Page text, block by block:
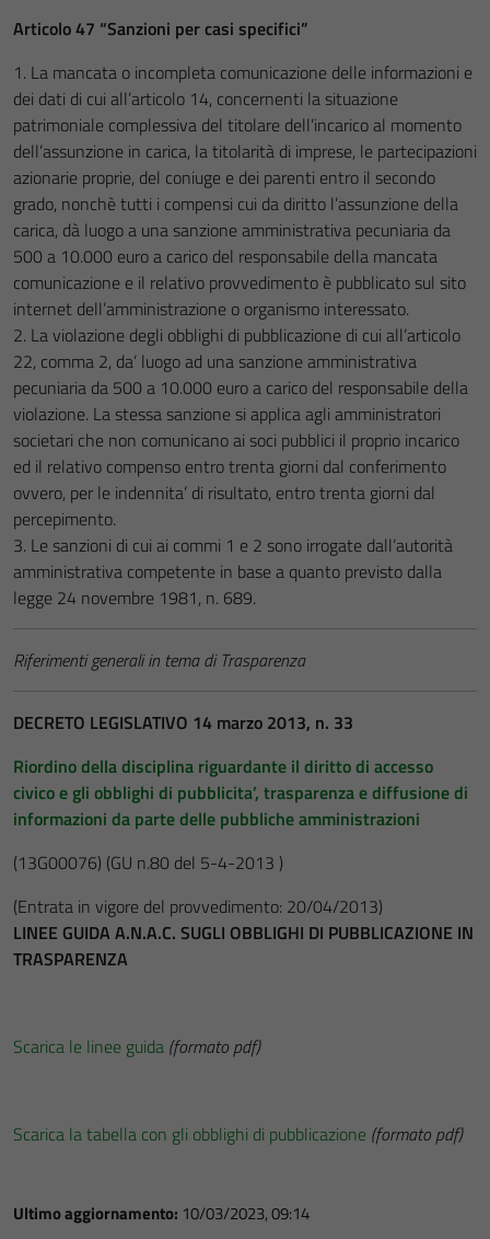
Articolo 47 “Sanzioni per casi specifici”
1. La mancata o incompleta comunicazione delle informazioni e
dei dati di cui all’articolo 14, concernenti la situazione
patrimoniale complessiva del titolare dell’incarico al momento
dell’assunzione in carica, la titolarità di imprese, le partecipazioni
azionarie proprie, del coniuge e dei parenti entro il secondo
grado, nonchè tutti i compensi cui da diritto l’assunzione della
carica, dà luogo a una sanzione amministrativa pecuniaria da
500 a 10.000 euro a carico del responsabile della mancata
comunicazione e il relativo provvedimento è pubblicato sul sito
internet dell’amministrazione o organismo interessato.
2. La violazione degli obblighi di pubblicazione di cui all’articolo
22, comma 2, da’ luogo ad una sanzione amministrativa
pecuniaria da 500 a 10.000 euro a carico del responsabile della
violazione. La stessa sanzione si applica agli amministratori
societari che non comunicano ai soci pubblici il proprio incarico
ed il relativo compenso entro trenta giorni dal conferimento
ovvero, per le indennita’ di risultato, entro trenta giorni dal
percepimento.
3. Le sanzioni di cui ai commi 1 e 2 sono irrogate dall’autorità
amministrativa competente in base a quanto previsto dalla
legge 24 novembre 1981, n. 689.
Riferimenti generali in tema di Trasparenza
DECRETO LEGISLATIVO 14 marzo 2013, n. 33
Riordino della disciplina riguardante il diritto di accesso
civico e gli obblighi di pubblicita’, trasparenza e diffusione di
informazioni da parte delle pubbliche amministrazioni
(13G00076) (GU n.80 del 5-4-2013 )
(Entrata in vigore del provvedimento: 20/04/2013)
LINEE GUIDA A.N.A.C. SUGLI OBBLIGHI DI PUBBLICAZIONE IN
TRASPARENZA
Scarica le linee guida (formato pdf)
Scarica la tabella con gli obblighi di pubblicazione (formato pdf)
Ultimo aggiornamento: 10/03/2023, 09:14